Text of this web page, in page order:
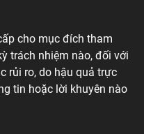
cho mục đích tham
trách nhiệm nào, đối với
rủi ro, do hậu quả trực
tin hoặc lời khuyên nào